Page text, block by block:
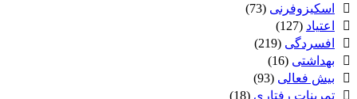
اسکیزوفرنی (73)
اعتیاد (127)
افسردگی (219)
بهداشتی (16)
بیش فعالی (93)
تمرینات رفتاری (18)